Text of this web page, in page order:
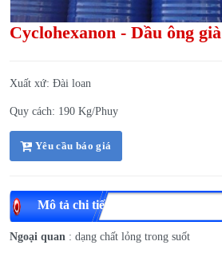
Cyclohexanon - Dầu ông già
Xuất xứ: Đài loan
Quy cách: 190 Kg/Phuy
Yêu cầu báo giá
Mô tả chi tiết
Ngoại quan : dạng chất lỏng trong suốt